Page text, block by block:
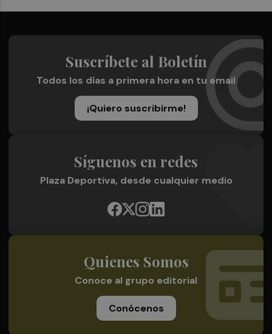
Suscríbete al Boletín
Todos los días a primera hora en tu email
¡Quiero suscribirme!
Síguenos en redes
Plaza Deportiva, desde cualquier medio
Quienes Somos
Conoce al grupo editorial
Conócenos